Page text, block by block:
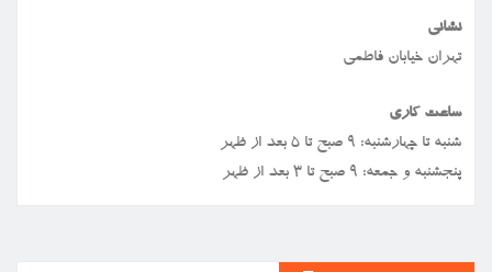
نشانی
تهران خیابان فاطمی
ساعت کاری
شنبه تا چهارشنبه: ۹ صبح تا ۵ بعد از ظهر
پنجشنبه و جمعه: ۹ صبح تا ۳ بعد از ظهر